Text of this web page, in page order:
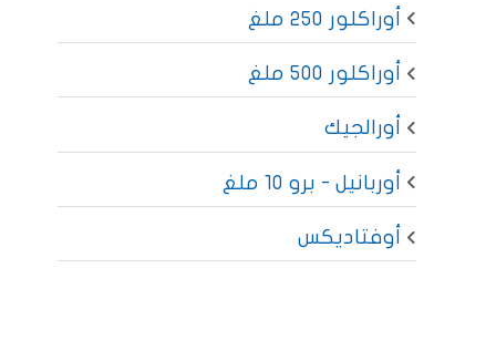
أوراكلور 250 ملغ
أوراكلور 500 ملغ
أورالجيك
أوربانيل - برو 10 ملغ
أوفتاديكس